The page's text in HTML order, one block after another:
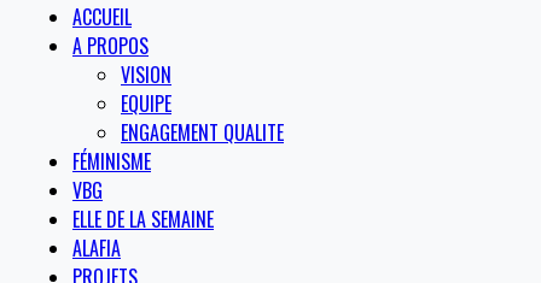
ACCUEIL
A PROPOS
VISION
EQUIPE
ENGAGEMENT QUALITE
FÉMINISME
VBG
ELLE DE LA SEMAINE
ALAFIA
PROJETS